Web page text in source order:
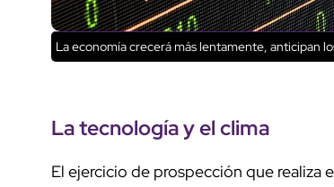
La economía crecerá más lentamente, anticipan
La tecnología y el clima
El ejercicio de prospección que realiza